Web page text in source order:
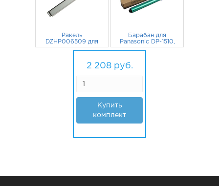
Ракель
DZHP006509 для
PANASONIC DP-
Барабан для
Panasonic DP-1510,
DP-1810 CET
2 208руб.
Купить
комплект